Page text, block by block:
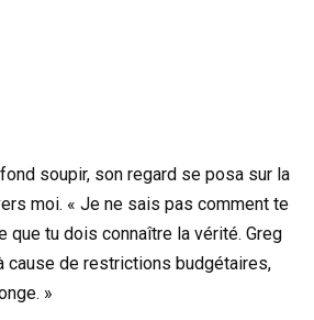
soupir, son regard se posa sur la
moi. « Je ne sais pas comment te
que tu dois connaître la vérité. Greg
cause de restrictions budgétaires,
»